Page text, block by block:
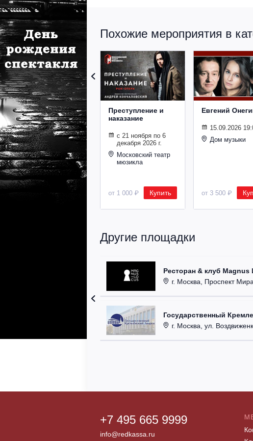
Похожие мероприятия в
Преступление и
наказание
с 21 ноября по 6
декабря 2026 г.
Московский театр
мюзикла
от 1 000 ₽ Купить
Евгений
15.09.2026
Дом музыки
от 3 500 ₽
Другие площадки
Ресторан & клуб Magnus
г. Москва, Проспект
Государственный
г. Москва, ул.
+7 495 665 9999
info@redkassa.ru